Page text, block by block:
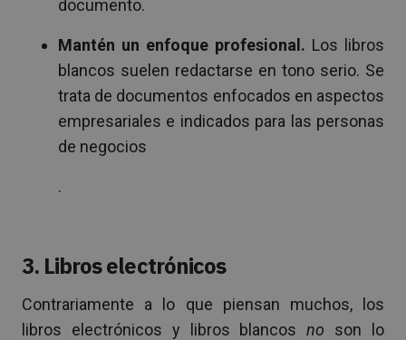
documento.
Mantén un enfoque profesional. Los libros
blancos suelen redactarse en tono serio. Se
trata de documentos enfocados en aspectos
empresariales e indicados para las personas
de negocios
.
3. Libros electrónicos
Contrariamente a lo que piensan muchos, los
libros electrónicos y libros blancosno son lo